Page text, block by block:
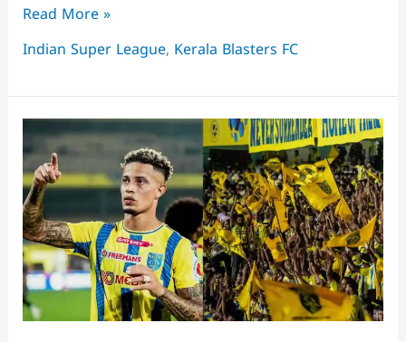
5
താരങ്ങൾ
പുറത്തേക്ക്,ബ്ലാസ്റ്റേഴ്സിൽ
പണി
നടക്കും
Read More »
Indian Super League, Kerala Blasters FC